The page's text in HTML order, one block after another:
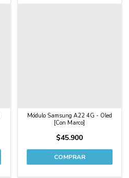
Módulo Samsung A22 4G - Oled
[Con Marco]
$45.900